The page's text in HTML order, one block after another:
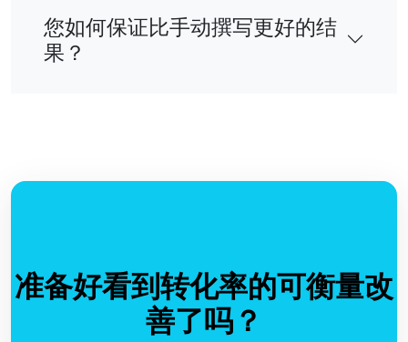
您如何保证比手动撰写更好的结
果？
准备好看到转化率的可衡量改
善了吗？